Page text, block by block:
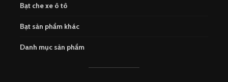
Bạt che xe ô tô
Bạt sản phẩm khác
Danh mục sản phẩm